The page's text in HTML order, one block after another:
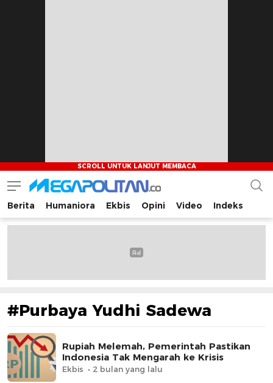
Megapolitan.co
Menyajikan berita-berita fakta bagi pembaca
Berita Humaniora Ekbis Opini Video Indeks
#Purbaya Yudhi Sadewa
Rupiah Melemah, Pemerintah Pastikan
Indonesia Tak Mengarah ke Krisis
Ekbis 2 bulan yang lalu